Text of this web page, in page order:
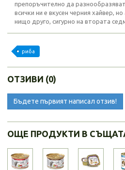
препоръчително да
всички ни е вкусен черния хайвер,
нищо друго, сигурно на втората
риба
ОТЗИВИ (0)
Бъдете първият написал отзив!
ОЩЕ ПРОДУКТИ В